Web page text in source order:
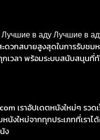
в аду Лучшие в
ะดวกสบายสูงสุดในการรับ
วลา พร้อมระบบสนับสนุน
เราอัปเดตหนังใหม่ๆ รว
ใหม่จากทุกประเภทที่เราไ
ง